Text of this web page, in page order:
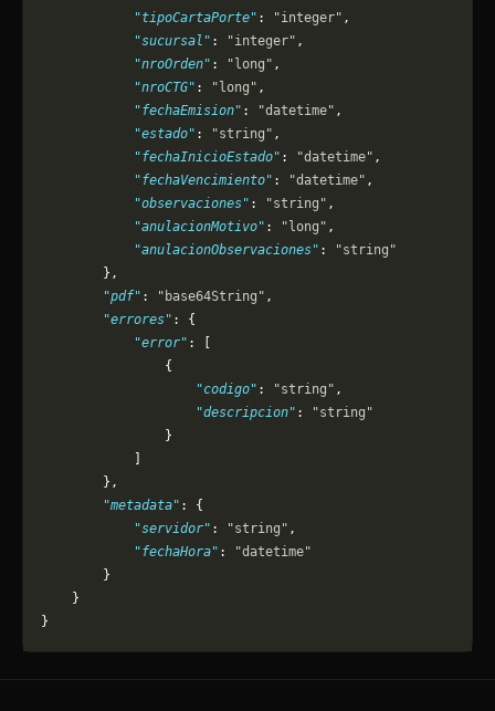
            "tipoCartaPorte"
: "integer" ,
            "sucursal"
: "integer" ,
            "nroOrden"
: "long" ,
            "nroCTG"
: "long" ,
            "fechaEmision"
: "datetime" ,
            "estado"
: "string" ,
            "fechaInicioEstado"
: "datetime" ,
            "fechaVencimiento"
: "datetime" ,
            "observaciones"
: "string" ,
            "anulacionMotivo"
: "long" ,
            "anulacionObservaciones"
:
"string"
        },
        "pdf"
: "base64String" ,
        "errores"
: {
            "error"
: [
                {
                    "codigo"
: "string" ,
                    "descripcion"
:
"string"
                }
        },
        "metadata"
: {
            "servidor"
: "string" ,
            "fechaHora"
:
"datetime"
        }
    }
}